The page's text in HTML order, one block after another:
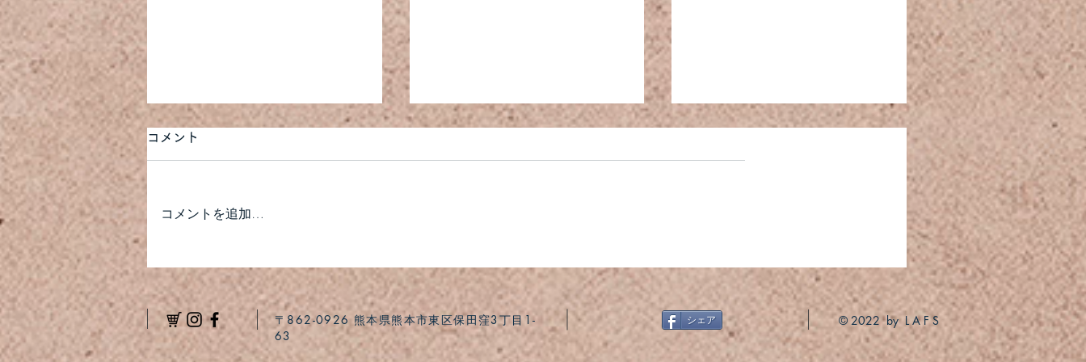
WOOD PIECEワークショップ
のご案内
カリモク60 日本の木とKチ
ェア 開催のお知らせ
コメント
コメントを追加…
​〒862-0926 熊本県熊本市東区保田窪3丁目1-
63
シェア © 2022 by L A F S